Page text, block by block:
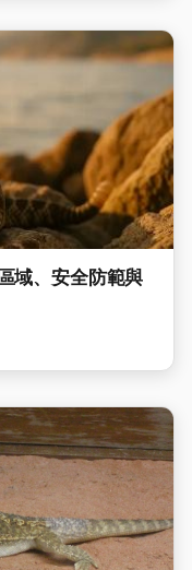
域、安全防範與